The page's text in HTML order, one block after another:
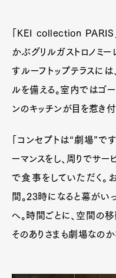
「KEI collection PARIS
かぶグリルガストロノミ
すルーフトップテラスには
ルを備える。室内ではゴ
ンのキッチンが目を惹き付
「コンセプトは“劇場”で
ーマンスをし、周りでサ
で食事をしていただく
間。23時になると幕がい
へ。時間ごとに、空間の
そのありさまも劇場なのか